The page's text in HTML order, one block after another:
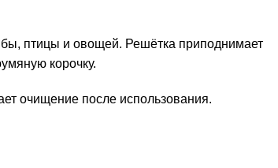
птицы и овощей. Решётка приподнимает
корочку.
очищение после использования.